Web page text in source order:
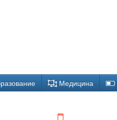
Медицина